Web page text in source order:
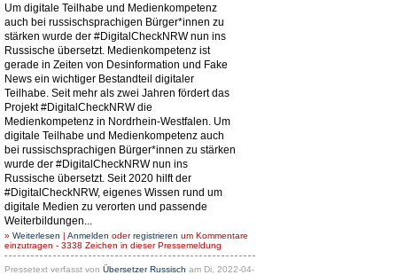
Um digitale Teilhabe und Medienkompetenz
auch bei russischsprachigen Bürger*innen zu
stärken wurde der #DigitalCheckNRW nun ins
Russische übersetzt. Medienkompetenz ist
gerade in Zeiten von Desinformation und Fake
News ein wichtiger Bestandteil digitaler
Teilhabe. Seit mehr als zwei Jahren fördert das
Projekt #DigitalCheckNRW die
Medienkompetenz in Nordrhein-Westfalen. Um
digitale Teilhabe und Medienkompetenz auch
bei russischsprachigen Bürger*innen zu stärken
wurde der #DigitalCheckNRW nun ins
Russische übersetzt. Seit 2020 hilft der
#DigitalCheckNRW, eigenes Wissen rund um
digitale Medien zu verorten und passende
Weiterbildungen...
» Weiterlesen | Anmelden oderregistrieren um Kommentare
einzutragen - 3338 Zeichen in dieser Pressemeldung
Pressetext verfasst von Übersetzer Russisch am Di, 2022-04-